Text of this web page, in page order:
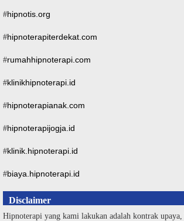
#hipnotis.org
#hipnoterapiterdekat.com
#rumahhipnoterapi.com
#klinikhipnoterapi.id
#hipnoterapianak.com
#hipnoterapijogja.id
#klinik.hipnoterapi.id
#biaya.hipnoterapi.id
Disclaimer
Hipnoterapi yang kami lakukan adalah kontrak upaya,